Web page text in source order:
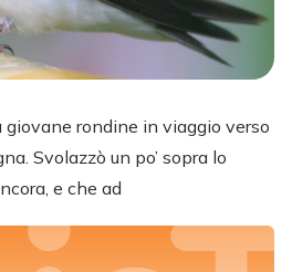
giovane rondine in viaggio verso
Svolazzò un po’ sopra lo
e che ad